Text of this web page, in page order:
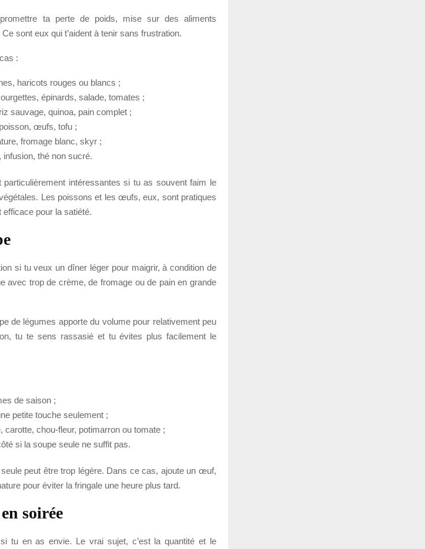
ta perte de poids, mise sur des aliments
sont eux qui t’aident à tenir sans frustration.
:
haricots rouges ou blancs ;
épinards, salade, tomates ;
sauvage, quinoa, pain complet ;
œufs, tofu ;
fromage blanc, skyr ;
infusion, thé non sucré.
intéressantes si tu as souvent faim le
Les poissons et les œufs, eux, sont pratiques
pour la satiété.
si tu veux un dîner léger pour maigrir, à condition de
avec trop de crème, de fromage ou de pain en grande
de légumes apporte du volume pour relativement peu
tu te sens rassasié et tu évites plus facilement le
de saison ;
petite touche seulement ;
carotte, chou-fleur, potimarron ou tomate ;
si la soupe seule ne suffit pas.
peut être trop légère. Dans ce cas, ajoute un œuf,
pour éviter la fringale une heure plus tard.
soirée
tu en as envie. Le vrai sujet, c’est la quantité et le